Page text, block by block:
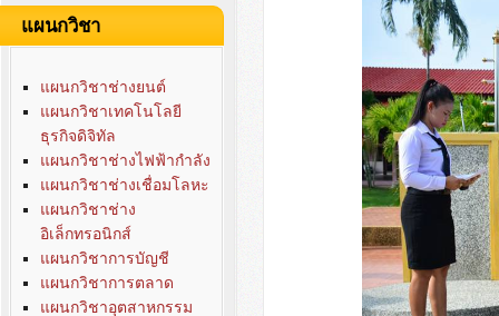
แผนกวิชา
แผนกวิชาช่างยนต์
แผนกวิชาเทคโนโลยี
ธุรกิจดิจิทัล
แผนกวิชาช่างไฟฟ้ากำลัง
แผนกวิชาช่างเชื่อมโลหะ
แผนกวิชาช่าง
อิเล็กทรอนิกส์
แผนกวิชาการบัญชี
แผนกวิชาการตลาด
แผนกวิชาอุตสาหกรรม